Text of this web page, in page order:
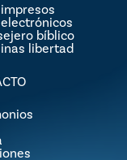
bíblico
libertad